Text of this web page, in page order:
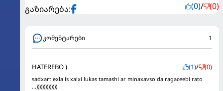
გაზიარება: (0)/ (0)
კომენტარები 1
HATEREBO ) (1)/ (0)
sadxart exla is xalxi lukas tamashi ar minaxavso da ragaceebi rato
...))))))))))))))